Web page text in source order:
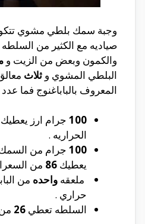
وجبة سمك بلطي مشوي
صياديه مع الكثير من السلطه
والكمون وبعض من الزيت و
البلطي المشوي و ثلاث
المعروف بالباباغنوج فما
100 جرام ارز يعطيك
الحراريه .
100 جرام من
يعطيك 86 من
ملعقه واحده من
حراري .
السلطه تعطي 26